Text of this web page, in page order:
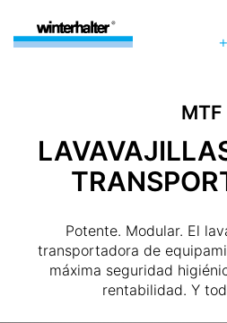
MTF
Potente. Modular. El
transportadora de
máxima seguridad
rentabilidad. Y